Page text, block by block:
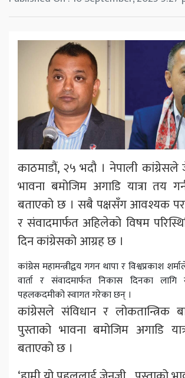
काठमाडौं, २५ भदौ । नेपाली
भावना बमोजिम अगाडि यात्रा तय
बताएको छ । सबै पक्षसँग आवश्यक
र संवादमार्फत अहिलेको विषम
दिन कांग्रेसको आग्रह छ ।
कांग्रेस महामन्त्रीद्वय गगन थापा र विश्वप्रकाश
वार्ता र संवादमार्फत निकास दिनका लागि
पहलकदमीको स्वागत गरेका छन् ।
कांग्रेसले संविधान र लोकतान्त्रिक
पुस्ताको भावना बमोजिम अगाडि
बताएको छ ।